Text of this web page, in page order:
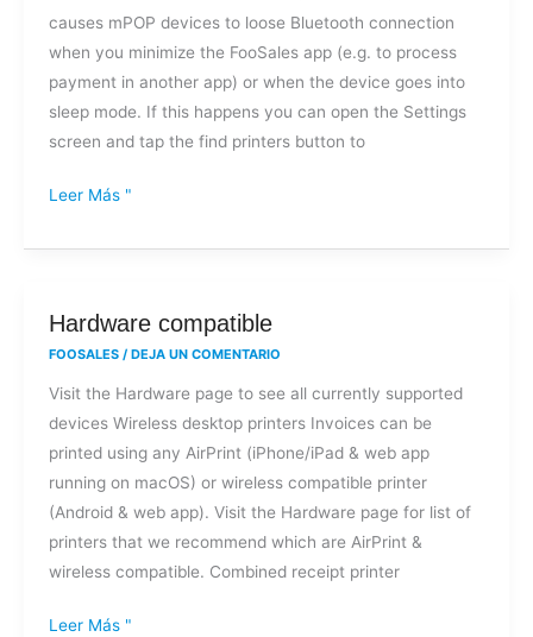
causes mPOP devices to loose Bluetooth connection
when you minimize the FooSales app (e.g. to process
payment in another app) or when the device goes into
sleep mode. If this happens you can open the Settings
screen and tap the find printers button to
Bluetooth
connection
to
my
Star
Leer Más "
Hardware compatible
FOOSALES / DEJA UN COMENTARIO
Visit the Hardware page to see all currently supported
devices Wireless desktop printers Invoices can be
printed using any AirPrint (iPhone/iPad & web app
running on macOS) or wireless compatible printer
(Android & web app). Visit the Hardware page for list of
printers that we recommend which are AirPrint &
wireless compatible. Combined receipt printer
Hardware
compatible
Leer Más "